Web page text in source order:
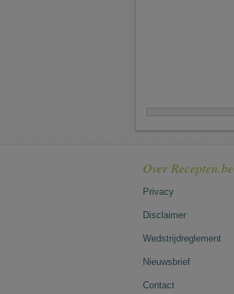
Over Recepten.be
Privacy
Disclaimer
Wedstrijdreglement
Nieuwsbrief
Contact